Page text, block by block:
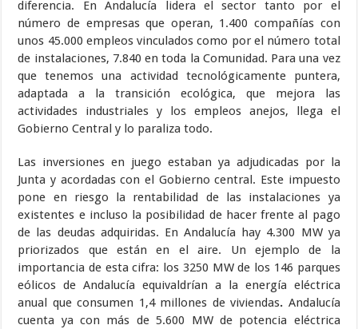
diferencia. En Andalucía lidera el sector tanto por el
número de empresas que operan, 1.400 compañías con
unos 45.000 empleos vinculados como por el número total
de instalaciones, 7.840 en toda la Comunidad. Para una vez
que tenemos una actividad tecnológicamente puntera,
adaptada a la transición ecológica, que mejora las
actividades industriales y los empleos anejos, llega el
Gobierno Central y lo paraliza todo.
Las inversiones en juego estaban ya adjudicadas por la
Junta y acordadas con el Gobierno central. Este impuesto
pone en riesgo la rentabilidad de las instalaciones ya
existentes e incluso la posibilidad de hacer frente al pago
de las deudas adquiridas. En Andalucía hay 4.300 MW ya
priorizados que están en el aire. Un ejemplo de la
importancia de esta cifra: los 3250 MW de los 146 parques
eólicos de Andalucía equivaldrían a la energía eléctrica
anual que consumen 1,4 millones de viviendas. Andalucía
cuenta ya con más de 5.600 MW de potencia eléctrica